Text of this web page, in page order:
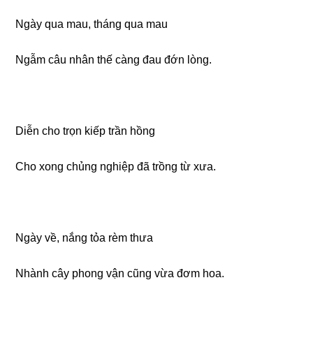
Ngày qua mau, tháng qua mau
Ngẫm câu nhân thế càng đau đớn lòng.
Diễn cho trọn kiếp trần hồng
Cho xong chủng nghiệp đã trồng từ xưa.
Ngày về, nắng tỏa rèm thưa
Nhành cây phong vận cũng vừa đơm hoa.